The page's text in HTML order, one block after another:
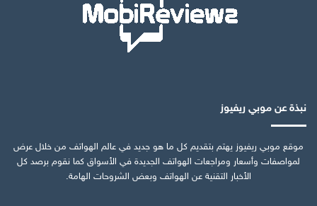
نبذة عن موبي ريفيوز
موقع موبي ريفيوز يهتم بتقديم كل ما هو جديد في عالم الهواتف من خلال عرض
لمواصفات وأسعار ومراجعات الهواتف الجديدة في الأسواق كما نقوم برصد كل
الأخبار التقنية عن الهواتف وبعض الشروحات الهامة.